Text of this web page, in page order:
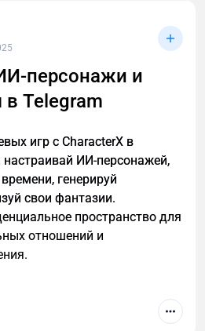
персонажи и
Telegram
игр с CharacterX в
ИИ-персонажей,
генерируй
свои фантазии.
пространство для
отношений и